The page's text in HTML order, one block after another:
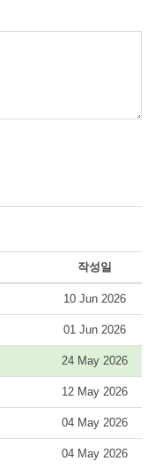
작성일
10 Jun 2026
01 Jun 2026
24 May 2026
12 May 2026
04 May 2026
04 May 2026